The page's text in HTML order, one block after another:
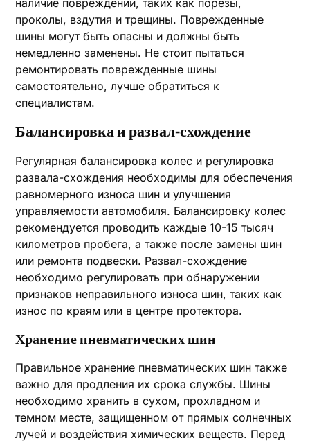
наличие повреждений, таких как порезы,
проколы, вздутия и трещины. Поврежденные
шины могут быть опасны и должны быть
немедленно заменены. Не стоит пытаться
ремонтировать поврежденные шины
самостоятельно, лучше обратиться к
специалистам.
Балансировка и развал-схождение
Регулярная балансировка колес и регулировка
развала-схождения необходимы для обеспечения
равномерного износа шин и улучшения
управляемости автомобиля. Балансировку колес
рекомендуется проводить каждые 10-15 тысяч
километров пробега, а также после замены шин
или ремонта подвески. Развал-схождение
необходимо регулировать при обнаружении
признаков неправильного износа шин, таких как
износ по краям или в центре протектора.
Хранение пневматических шин
Правильное хранение пневматических шин также
важно для продления их срока службы. Шины
необходимо хранить в сухом, прохладном и
темном месте, защищенном от прямых солнечных
лучей и воздействия химических веществ. Перед